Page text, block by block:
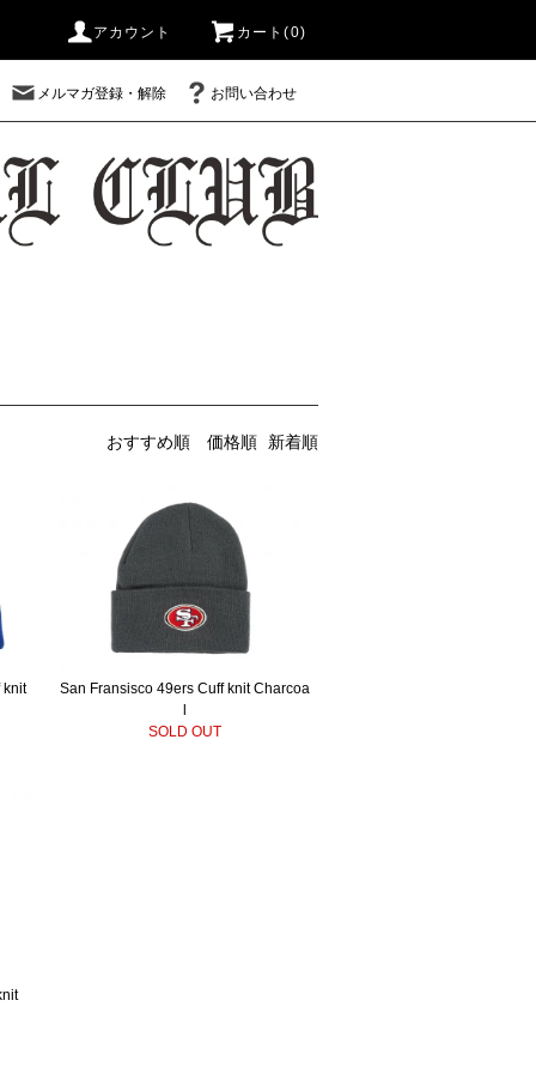
アカウント カート(0)
メルマガ登録・解除 お問い合わせ
おすすめ順 価格順 新着順
knit
San Fransisco 49ers Cuff knit Charcoa
SOLD OUT